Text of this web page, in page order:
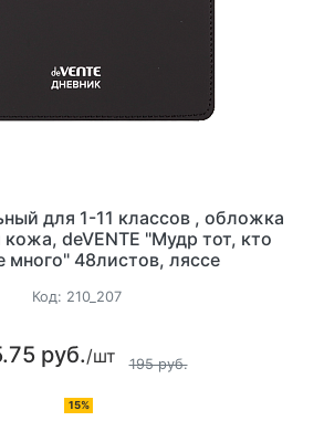
для 1-11 классов , обложка
кожа, deVENTE "Мудр тот, кто
много" 48листов, ляссе
Код: 210_207
руб./шт 195 руб.
15%